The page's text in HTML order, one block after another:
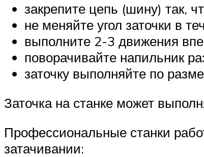
закрепите цепь (шину) так,
не меняйте угол заточки в
выполните 2-3 движения
поворачивайте напильник
заточку выполняйте по
Заточка на станке может
Профессиональные станки
затачивании: